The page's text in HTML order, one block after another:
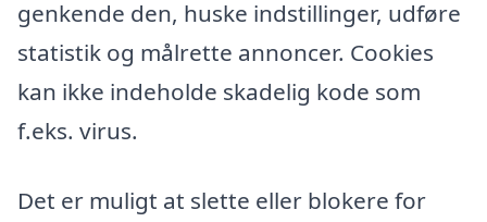
genkende den, huske indstillinger, udføre
statistik og målrette annoncer. Cookies
kan ikke indeholde skadelig kode som
f.eks. virus.
Det er muligt at slette eller blokere for